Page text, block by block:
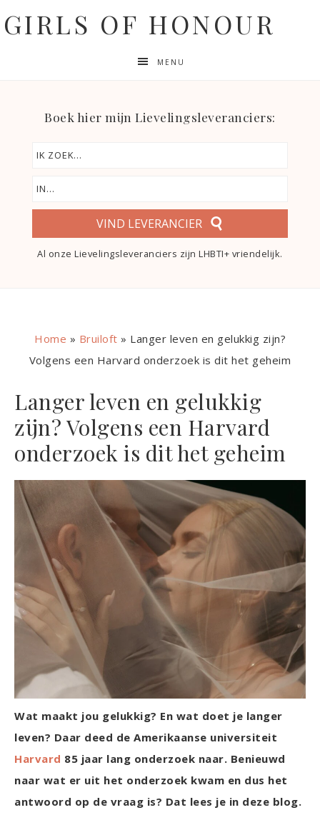
GIRLS OF HONOUR
MENU
Boek hier mijn Lievelingsleveranciers:
VIND LEVERANCIER
Al onze Lievelingsleveranciers zijn LHBTI+ vriendelijk.
Home » Bruiloft » Langer leven en gelukkig zijn?
Volgens een Harvard onderzoek is dit het geheim
Langer leven en gelukkig
zijn? Volgens een Harvard
onderzoek is dit het geheim
Wat maakt jou gelukkig? En wat doet je langer
leven? Daar deed de Amerikaanse universiteit
Harvard 85 jaar lang onderzoek naar. Benieuwd
naar wat er uit het onderzoek kwam en dus het
antwoord op de vraag is? Dat lees je in deze blog.